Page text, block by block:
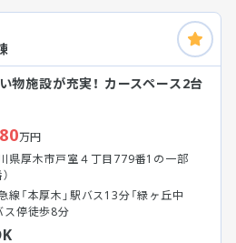
物施設が充実！ カースペース2台
万円
県厚木市戸室４丁目779番1の一部
線「本厚木」駅バス13分「緑ヶ丘中
ス停徒歩8分